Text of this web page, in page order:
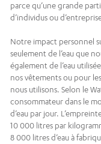
parce qu’une grande
d’individus ou
Notre impact personnel
seulement de l’eau que
également de l’eau
nos vêtements ou pour
nous utilisons. Selon le
consommateur dans le
d’eau par jour.
10 000 litres par
8 000 litres d’eau à